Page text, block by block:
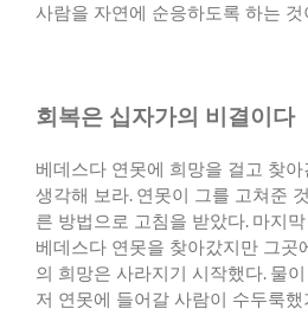
사람을 자연에 순응하도록 하는 것
회복은 십자가의 비결이다
베데스다 연못에 희망을 걸고 찾아
생각해 보라. 연못이 그를 고쳐준
른 방법으로 고침을 받았다. 마지
베데스다 연못을 찾아갔지만 그곳
의 희망은 사라지기 시작했다. 물
저 연못에 들어갈 사람이 수두룩